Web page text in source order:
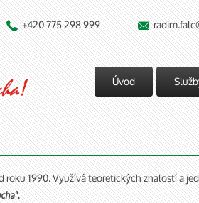
+420 775 298 999 
Úvod
roku 1990. Využívá teoretických znalostí a
.